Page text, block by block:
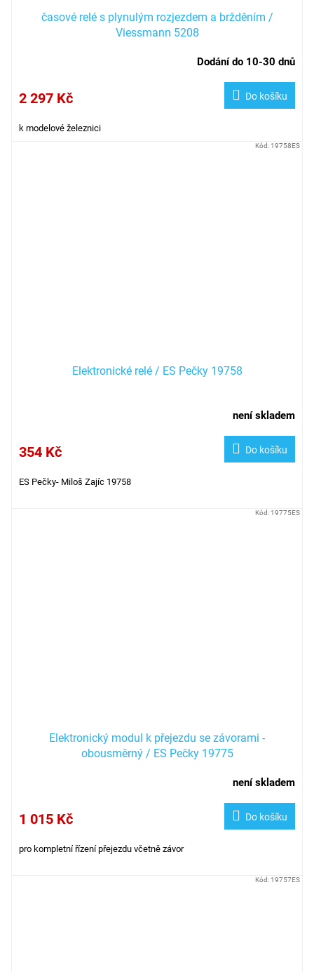
časové relé s plynulým rozjezdem a bržděním /
Viessmann 5208
Dodání do 10-30 dnů
2 297 Kč Do košíku
k modelové železnici
Elektronické relé / ES Pečky 19758
není skladem
354 Kč Do košíku
ES Pečky- Miloš Zajíc 19758
Kód: 19758ES
Elektronický modul k přejezdu se závorami -
obousměrný / ES Pečky 19775
není skladem
1 015 Kč Do košíku
pro kompletní řízení přejezdu včetně závor
Kód: 19775ES
Kód: 19757ES